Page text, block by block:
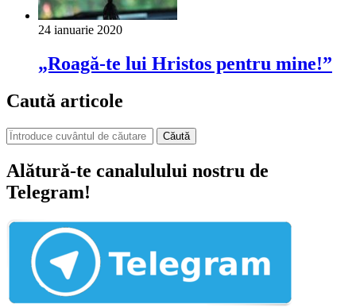
24 ianuarie 2020
„Roagă-te lui Hristos pentru mine!”
Caută articole
Căută
Alătură-te canalulului nostru de
Telegram!